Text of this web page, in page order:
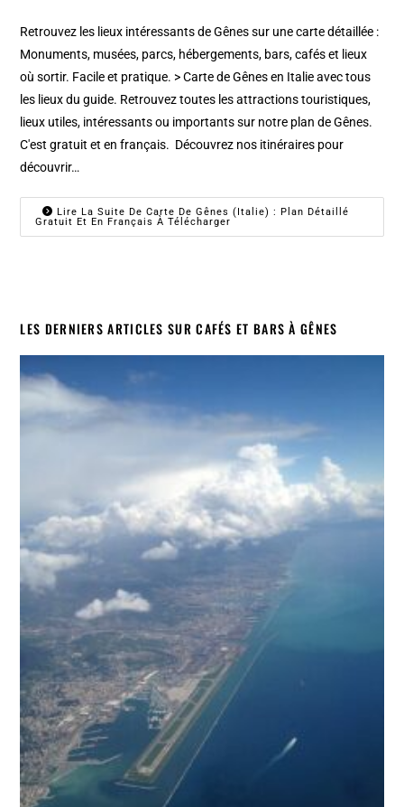
Retrouvez les lieux intéressants de Gênes sur une carte détaillée :
Monuments, musées, parcs, hébergements, bars, cafés et lieux
où sortir. Facile et pratique. > Carte de Gênes en Italie avec tous
les lieux du guide. Retrouvez toutes les attractions touristiques,
lieux utiles, intéressants ou importants sur notre plan de Gênes.
C'est gratuit et en français. Découvrez nos itinéraires pour
découvrir…
Lire La Suite De Carte De Gênes (Italie) : Plan Détaillé
Gratuit Et En Français À Télécharger
LES DERNIERS ARTICLES SUR CAFÉS ET BARS À GÊNES